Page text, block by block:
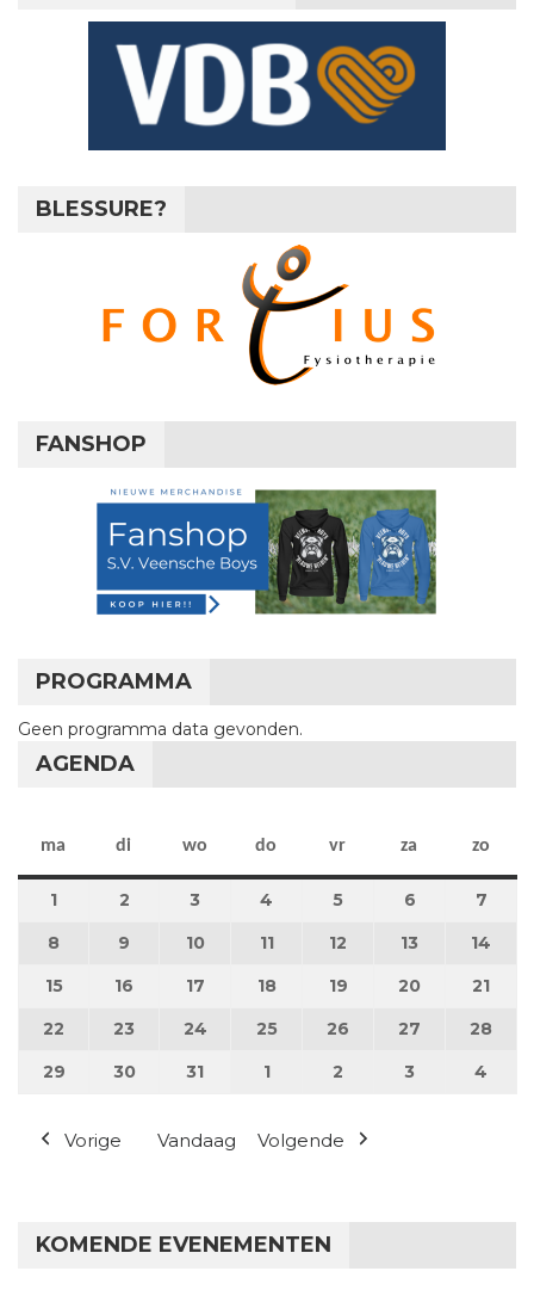
BLESSURE?
FANSHOP
PROGRAMMA
Geen programma data gevonden.
AGENDA
ma maandag
di dinsdag
wo woensdag
do donderdag
vr vrijdag
za zaterdag
zo
1 1 juli 2024
2 2 juli 2024
3 3 juli 2024
4 4 juli 2024
5 5 juli 2024
6 6 juli 2024
7
8 8 juli 2024
9 9 juli 2024
10 10 juli 2024
1111 juli 2024
12 12 juli 2024
13 13 juli 2024
14
1515 juli 2024
16 16 juli 2024
17 17 juli 2024
18 18 juli 2024
19 19 juli 2024
20 20 juli 2024
21
22 22 juli 2024
23 23 juli 2024
24 24 juli 2024
2525 juli 2024
26 26 juli 2024
27 27 juli 2024
28
29 29 juli 2024
3030 juli 2024
31 31 juli 2024
11 augustus 2024
2 2 augustus 2024
3 3 augustus
4
Vorige Vandaag Volgende
KOMENDE EVENEMENTEN